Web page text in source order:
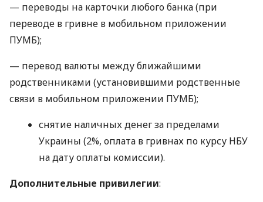
— переводы на карточки любого банка (при
переводе в гривне в мобильном приложении
ПУМБ);
— перевод валюты между ближайшими
родственниками (установившими родственные
связи в мобильном приложении ПУМБ);
снятие наличных денег за пределами
Украины (2%, оплата в гривнах по курсу НБУ
на дату оплаты комиссии).
Дополнительные привилегии: